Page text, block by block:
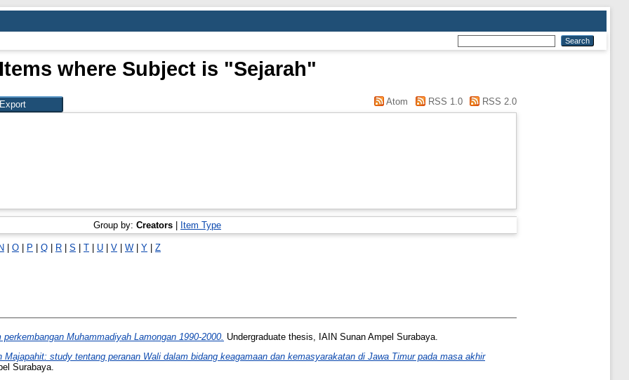
where Subject is "Sejarah"
Atom RSS 1.0 RSS 2.0
Group by: Creators | Item Type
| O | P | Q | R | S | T | U | V | W | Y | Z
Muhammadiyah Lamongan 1990-2000. Undergraduate thesis, IAIN Sunan Ampel Surabaya.
Majapahit: study tentang peranan Wali dalam bidang keagamaan dan kemasyarakatan di Jawa Timur pada masa akhir
Surabaya.